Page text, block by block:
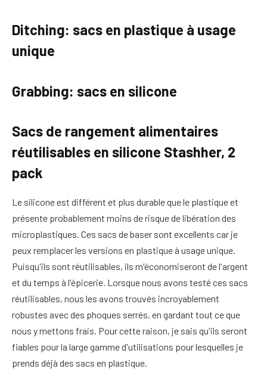
Ditching: sacs en plastique à usage
unique
Grabbing: sacs en silicone
Sacs de rangement alimentaires
réutilisables en silicone Stashher, 2
pack
Le silicone est différent et plus durable que le plastique et
présente probablement moins de risque de libération des
microplastiques. Ces sacs de baser sont excellents car je
peux remplacer les versions en plastique à usage unique.
Puisqu'ils sont réutilisables, ils m'économiseront de l'argent
et du temps à l'épicerie. Lorsque nous avons testé ces sacs
réutilisables, nous les avons trouvés incroyablement
robustes avec des phoques serrés, en gardant tout ce que
nous y mettons frais. Pour cette raison, je sais qu'ils seront
fiables pour la large gamme d'utilisations pour lesquelles je
prends déjà des sacs en plastique.